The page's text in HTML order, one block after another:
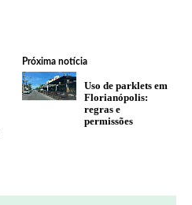
Próxima notícia
Uso de parklets em
Florianópolis:
regras e
permissões